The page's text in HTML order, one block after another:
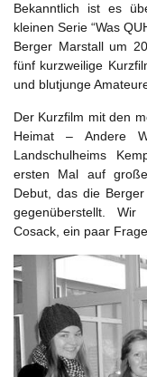
Bekanntlich ist es
kleinen Serie “Was
Berger Marstall um
fünf kurzweilige
und blutjunge
Der Kurzfilm mit den
Heimat – Andere
Landschulheims
ersten Mal auf
Debut, das die
gegenüberstellt.
Cosack, ein paar